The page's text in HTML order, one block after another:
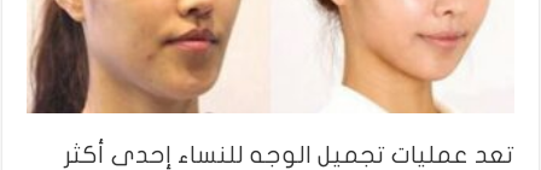
تعد عمليات تجميل الوجه للنساء إحدى أكثر